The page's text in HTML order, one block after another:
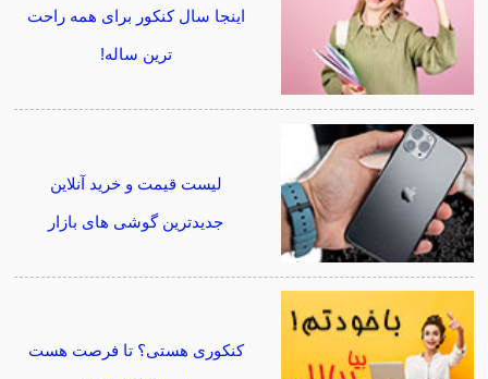
اینجا سال کنکور برای همه راحت
ترین ساله!
لیست قیمت و خرید آنلاین
جدیدترین گوشی های بازار
کنکوری هستی؟ تا فرصت هست